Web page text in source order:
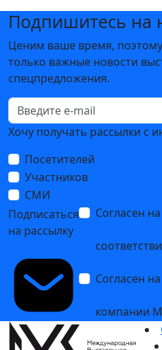
Подпишитесь на
Ценим ваше время,
только важные новости
спецпредложения.
Хочу получать рассылки с
Посетителей
Участников
СМИ
Подписаться
на рассылку
Согласен на
Согласен на
компании